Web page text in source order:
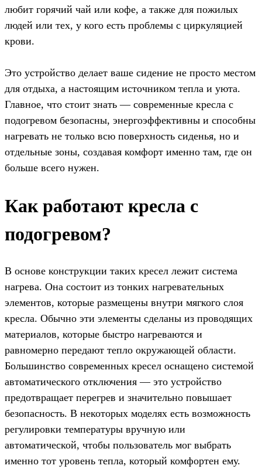
любит горячий чай или кофе, а также для пожилых
людей или тех, у кого есть проблемы с циркуляцией
крови.
Это устройство делает ваше сидение не просто местом
для отдыха, а настоящим источником тепла и уюта.
Главное, что стоит знать — современные кресла с
подогревом безопасны, энергоэффективны и способны
нагревать не только всю поверхность сиденья, но и
отдельные зоны, создавая комфорт именно там, где он
больше всего нужен.
Как работают кресла с
подогревом?
В основе конструкции таких кресел лежит система
нагрева. Она состоит из тонких нагревательных
элементов, которые размещены внутри мягкого слоя
кресла. Обычно эти элементы сделаны из проводящих
материалов, которые быстро нагреваются и
равномерно передают тепло окружающей области.
Большинство современных кресел оснащено системой
автоматического отключения — это устройство
предотвращает перегрев и значительно повышает
безопасность. В некоторых моделях есть возможность
регулировки температуры вручную или
автоматической, чтобы пользователь мог выбрать
именно тот уровень тепла, который комфортен ему.